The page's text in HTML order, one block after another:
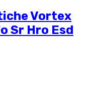
Vortex
Sr Hro Esd